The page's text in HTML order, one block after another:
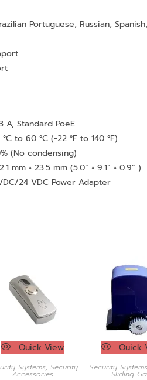
Portuguese, Russian,
A, Standard PoeE
to 60 °C (-22 °F to 140 °F)
(No condensing)
mm × 23.5 mm (5.0” × 9.1” × 0.9” )
24 VDC Power Adapter
Quick View
Systems, Security
Accessories
Quick
Security Systems
Sliding